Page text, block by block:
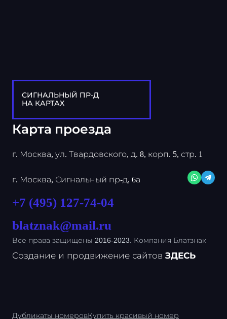
СИГНАЛЬНЫЙ ПР-Д
НА КАРТАХ
Карта проезда
г. Москва, ул. Твардовского, д. 8, корп. 5, стр. 1
г. Москва, Сигнальный пр-д, 6а
+7 (495) 127-74-04
blatznak@mail.ru
Все права защищены 2016-2023. Компания Блатзнак
Создание и продвижение сайтов ЗДЕСЬ
Дубликаты номеровКупить красивый номер